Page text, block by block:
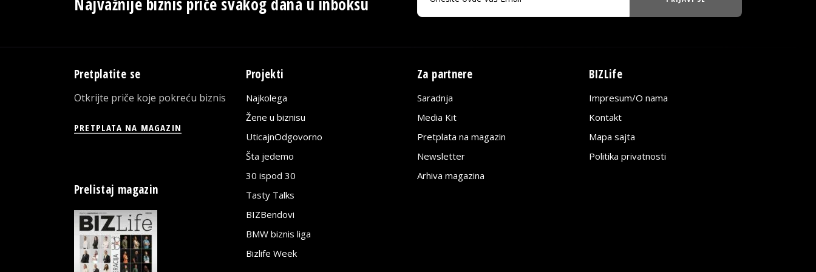
Najvažnije biznis priče svakog dana u inboksu
Pretplatite se
Otkrijte priče koje pokreću biznis
PRETPLATA NA MAGAZIN
Prelistaj magazin
Projekti
Najkolega
Žene u biznisu
UticajnOdgovorno
Šta jedemo
30 ispod 30
Tasty Talks
BIZBendovi
BMW biznis liga
Bizlife Week
Za partnere
Saradnja
Media Kit
Pretplata na magazin
Newsletter
Arhiva magazina
BIZLife
Impresum/O nama
Kontakt
Mapa sajta
Politika privatnosti